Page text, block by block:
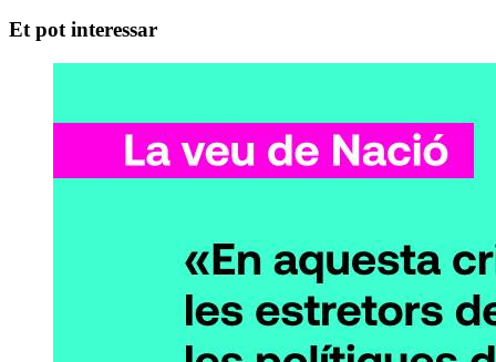
Et pot interessar